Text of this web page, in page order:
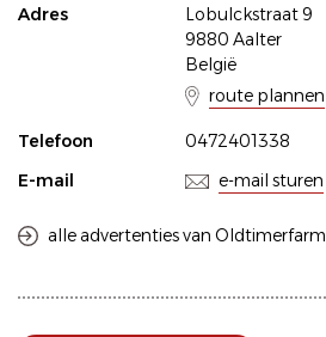
Adres
Lobulckstraat 9
9880 Aalter
België
route plannen
Telefoon
0472401338
E-mail
e-mail sturen
alle advertenties van Oldtimerfarm